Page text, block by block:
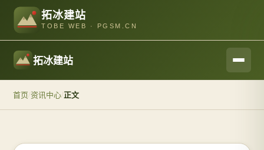
拓冰建站
TOBE WEB · PGSM.CN
拓冰建站
首页/资讯中心/正文